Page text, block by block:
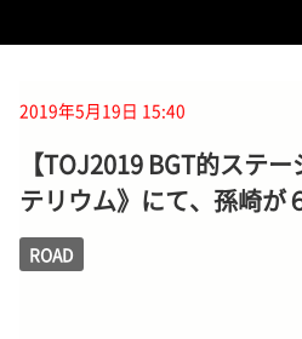
2019年5月19日 15:40
【TOJ2019 BGT的ステ
テリウム》にて、孫崎が
ROAD